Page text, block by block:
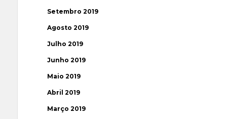
Setembro 2019
Agosto 2019
Julho 2019
Junho 2019
Maio 2019
Abril 2019
Março 2019